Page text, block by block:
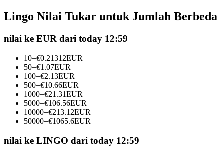
Bergabunglah dengan pedagang top
Menjadi Pedagang Salinan
Nikmati pembagian keuntungan dan komisi copy trading
Lingo Nilai Tukar untuk Jumlah Berbeda
nilai ke EUR dari today 12:59
10=€0.21312EUR
50=€1.07EUR
100=€2.13EUR
500=€10.66EUR
1000=€21.31EUR
5000=€106.56EUR
10000=€213.12EUR
50000=€1065.6EUR
nilai ke LINGO dari today 12:59